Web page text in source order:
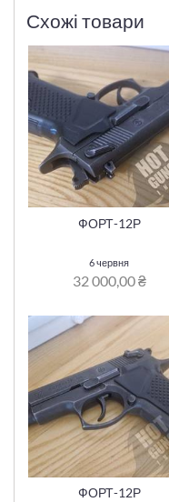
Схожі товари
ФОРТ-12Р
6 червня
32 000,00 ₴
ФОРТ-12Р